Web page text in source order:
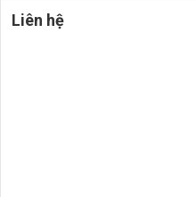
Liên hệ